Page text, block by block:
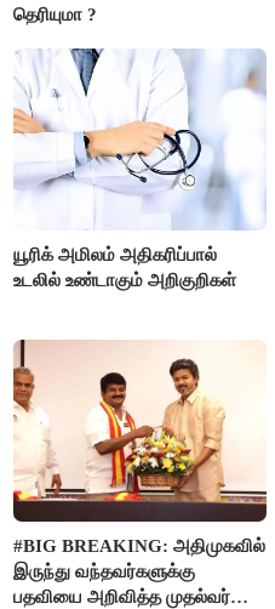
தெரியுமா ?
யூரிக் அமிலம் அதிகரிப்பால்
உடலில் உண்டாகும் அறிகுறிகள்
#BIG BREAKING: அதிமுகவில்
இருந்து வந்தவர்களுக்கு
பதவியை அறிவித்த முதல்வர்